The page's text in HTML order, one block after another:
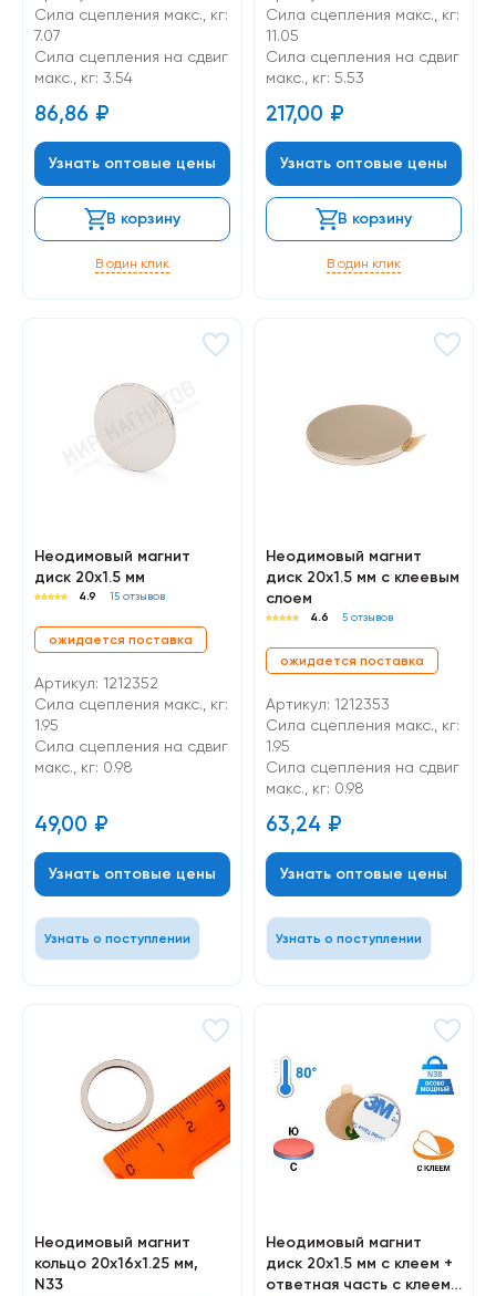
Сила сцепления макс., кг:
7.07
Cила сцепления на сдвиг
макс., кг: 3.54
86,86 ₽
Узнать оптовые цены
В корзину
В один клик
Сила сцепления макс., кг:
11.05
Cила сцепления на сдвиг
макс., кг: 5.53
217,00 ₽
Узнать оптовые цены
В корзину
В один клик
Неодимовый магнит
диск 20х1.5 мм
4.9 15 отзывов
ожидается поставка
Артикул: 1212352
Сила сцепления макс., кг:
1.95
Cила сцепления на сдвиг
макс., кг: 0.98
49,00 ₽
Узнать оптовые цены
Узнать о поступлении
Неодимовый магнит
диск 20х1.5 мм с клеевым
слоем
4.6 5 отзывов
ожидается поставка
Артикул: 1212353
Сила сцепления макс., кг:
1.95
Cила сцепления на сдвиг
макс., кг: 0.98
63,24 ₽
Узнать оптовые цены
Узнать о поступлении
Неодимовый магнит
кольцо 20х16х1.25 мм,
N33
Неодимовый магнит
диск 20х1.5 мм с клеем +
ответная часть с клеем,